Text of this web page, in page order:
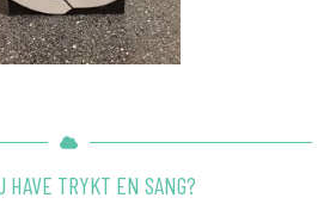
HAVE TRYKT EN SANG?